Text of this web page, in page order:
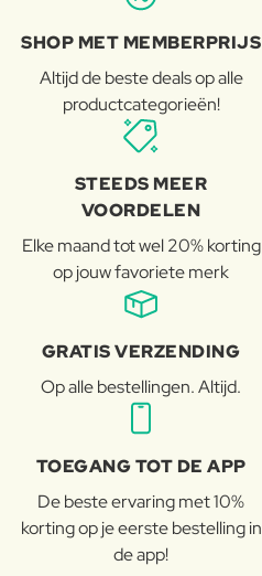
SHOP MET MEMBERPRIJS
Altijd de beste deals op alle
productcategorieën!
STEEDS MEER
VOORDELEN
Elke maand tot wel 20% korting
op jouw favoriete merk
GRATIS VERZENDING
Op alle bestellingen. Altijd.
TOEGANG TOT DE APP
De beste ervaring met 10%
korting op je eerste bestelling in
de app!